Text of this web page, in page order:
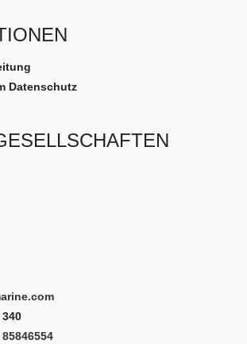
Datenschutz
340